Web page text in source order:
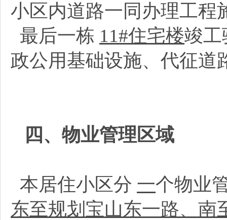
小区内道路一同办理工程
最后一栋 11#住宅楼竣工
政公用基础设施、代征道
四、物业管理区域
本居住小区分 一个物业
东至规划宝山东一路、南